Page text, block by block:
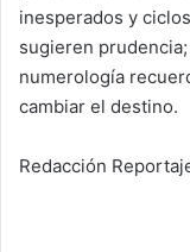
inesperados y
sugieren
numerología
cambiar el destino.
Redacción